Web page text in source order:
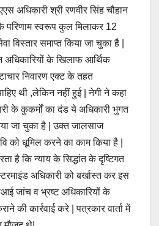
अधिकारी श्री रणवीर सिंह चौहान
परिणाम स्वरूप कुल मिलाकर 12
विस्तार समाप्त किया जा चुका है |
के खिलाफ आर्थिक
निवारण एक्ट के तहत
थी ,लेकिन नहीं हुई | नेगी ने कहा
के कुकर्मों का दंड ये अधिकारी भुगत
जा चुका है | उक्त जालसाज
को धूमिल करने का काम किया है |
है कि न्याय के सिद्धांत के दृष्टिगत
अधिकारी को बर्खास्त कर इस
जांच व भ्रष्ट अधिकारियों के
की कार्रवाई करे | पत्रकार वार्ता में